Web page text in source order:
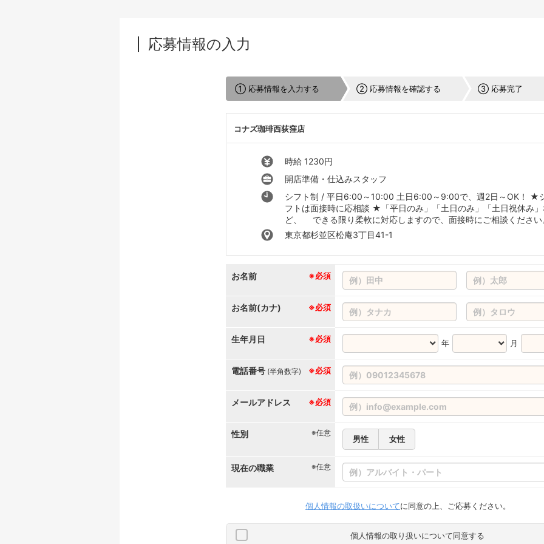
応募情報の入力
① 応募情報を入力する ② 応募情報を確認する ③ 応募完了
コナズ珈琲西荻窪店
時給 1230円
開店準備・仕込みスタッフ
シフト制 / 平日6:00～10:00 土日6:00～9:00で、週2日～OK！ ★
フトは面接時に応相談 ★「平日のみ」「土日のみ」「土日祝休み
ど、 できる限り柔軟に対応しますので、面接時にご相談ください
東京都杉並区松庵3丁目41-1
お名前 ※必須
お名前(カナ) ※必須
生年月日 ※必須 年 月
電話番号 ※必須
(半角数字)
メールアドレス ※必須
性別 ※任意
男性 女性
現在の職業 ※任意
個人情報の取扱いについてに同意の上、ご応募ください。
個人情報の取り扱いについて同意する